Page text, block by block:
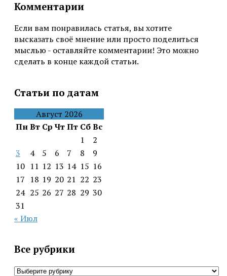
Комментарии
Если вам понравилась статья, вы хотите
высказать своё мнение или просто поделиться
мыслью - оставляйте комментарии! Это можно
сделать в конце каждой статьи.
Статьи по датам
Август 2026
ПнВт Ср ЧтПт СбВс
1
2
3
4 5 6 7 8
9
10 11 12 13 14 15 16
17 18 19 20 21 22 23
24 25 26 27 28 29 30
31
« Июл
Все рубрики
Все